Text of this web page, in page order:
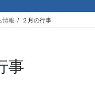
情報 ２月の行事
事